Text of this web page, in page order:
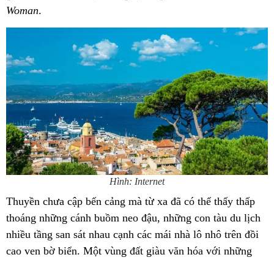
Woman.
Hình: Internet
Thuyền chưa cập bến cảng mà từ xa đã có thể thấy thấp
thoáng những cánh buồm neo đậu, những con tàu du lịch
nhiều tầng san sát nhau cạnh các mái nhà lô nhô trên đồi
cao ven bờ biển. Một vùng đất giàu văn hóa với những